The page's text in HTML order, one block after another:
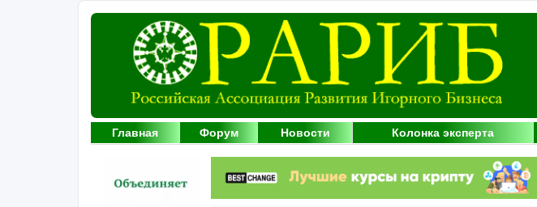
Главная Форум Новости Колонка эксперта